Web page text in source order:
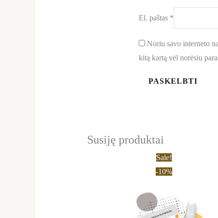
El. paštas *
Noriu savo interneto
kitą kartą vėl norėsiu
Susiję produktai
Sale!
-10%
Original
price
was: